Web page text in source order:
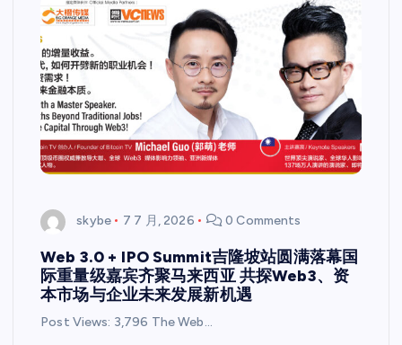
skybe 7 7 月, 2026 0 Comments
Web 3.0 + IPO Summit吉隆坡站圆满落幕国
际重量级嘉宾齐聚马来西亚 共探Web3、资
本市场与企业未来发展新机遇
Post Views: 3,796 The Web…